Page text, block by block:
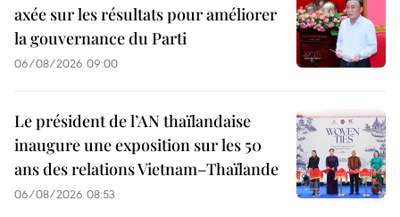
axée sur les résultats pour améliorer
la gouvernance du Parti
06/08/2026 09:00
Le président de l’AN thaïlandaise
inaugure une exposition sur les 50
ans des relations Vietnam–Thaïlande
06/08/2026 08:53